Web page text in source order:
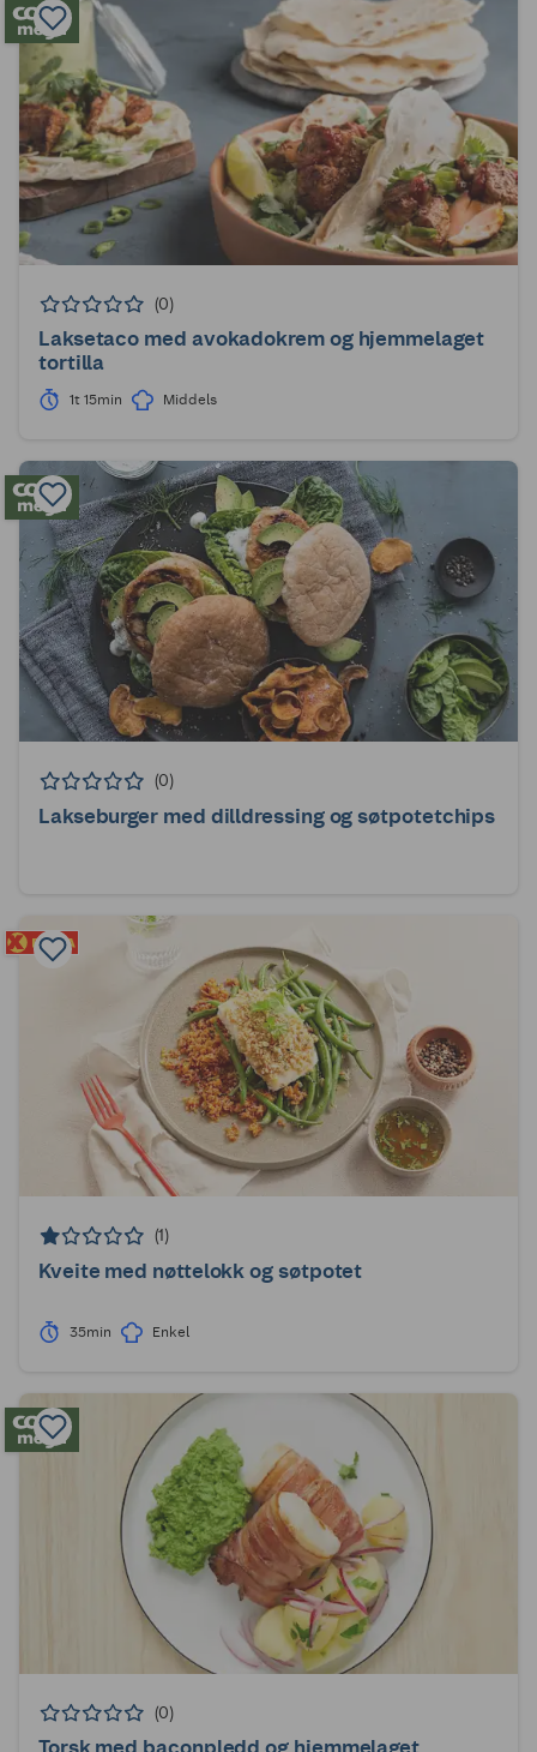
(0)
Laksetaco med avokadokrem og hjemmelaget
tortilla
1t 15min Middels
(0)
Lakseburger med dilldressing og søtpotetchips
(1)
Kveite med nøttelokk og søtpotet
35min Enkel
(0)